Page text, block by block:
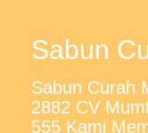
Sabun
Sabun Curah
2882 CV
555 Kami